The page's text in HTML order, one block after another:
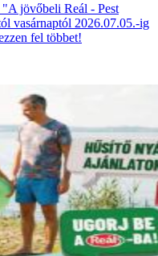
"A jövőbeli Reál - Pest
vasárnaptól 2026.07.05.-ig
fel többet!